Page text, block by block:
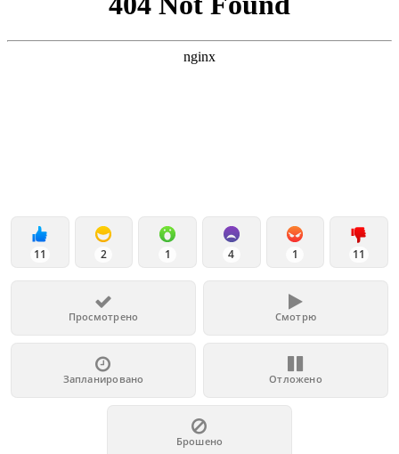
11 2 1 4 1 11
Просмотрено Смотрю
Запланировано Отложено
Брошено